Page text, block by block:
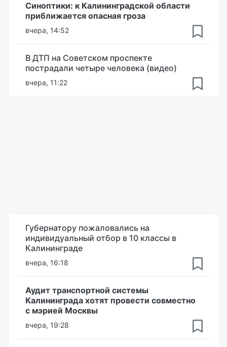
Синоптики: к Калининградской области
приближается опасная гроза
вчера, 14:52
В ДТП на Советском проспекте
пострадали четыре человека (видео)
вчера, 11:22
Губернатору пожаловались на
индивидуальный отбор в 10 классы в
Калининграде
вчера, 16:18
Аудит транспортной системы
Калининграда хотят провести совместно
с мэрией Москвы
вчера, 19:28